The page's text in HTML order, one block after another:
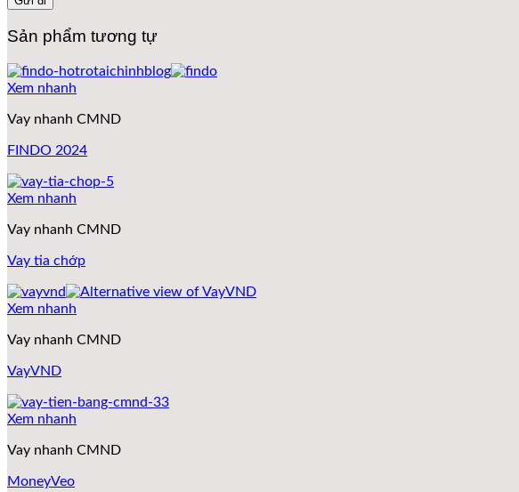
Sản phẩm tương tự
Xem nhanh
Vay nhanh CMND
FINDO 2024
Xem nhanh
Vay nhanh CMND
Vay tia chớp
Xem nhanh
Vay nhanh CMND
VayVND
Xem nhanh
Vay nhanh CMND
MoneyVeo